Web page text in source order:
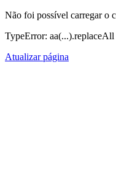
Não foi possível carregar o
TypeError:
Atualizar página